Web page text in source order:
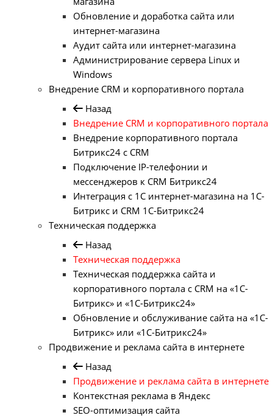
Обновление и доработка сайта или
интернет-магазина
Аудит сайта или интернет-магазина
Администрирование сервера Linux и
Windows
Внедрение CRM и корпоративного портала
Назад
Внедрение CRM и корпоративного портала
Внедрение корпоративного портала
Битрикс24 с CRM
Подключение IP-телефонии и
мессенджеров к CRM Битрикс24
Интеграция с 1С интернет-магазина на 1С-
Битрикс и CRM 1С-Битрикс24
Техническая поддержка
Назад
Техническая поддержка
Техническая поддержка сайта и
корпоративного портала с CRM на «1С-
Битрикс» и «1С-Битрикс24»
Обновление и обслуживание сайта на «1С-
Битрикс» или «1С-Битрикс24»
Продвижение и реклама сайта в интернете
Назад
Продвижение и реклама сайта в интернете
Контекстная реклама в Яндекс
SEO-оптимизация сайта